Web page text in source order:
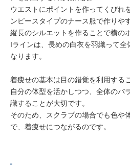
ウエストにポイントを作ってくびれ
ンピースタイプのナース服で作りや
縦長のシルエットを作ることで横の
Iラインは、長めの白衣を羽織って全
なります。
着痩せの基本は目の錯覚を利用する
自分の体型を活かしつつ、全体のバ
識することが大切です。
そのため、スクラブの場合でも色や
で、着痩せにつながるのです。